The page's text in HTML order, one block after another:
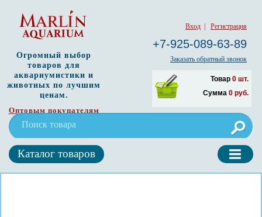
Вход Регистрация
+7-925-089-63-89
Заказать обратный звонок
Товар 0 шт.
Сумма 0 руб.
Огромный выбор
товаров для
аквариумистики и
животных по лучшим
ценам.
Оптовым покупателям
Каталог товаров